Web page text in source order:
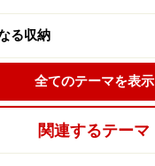
る収納
全てのテーマを表示
関連するテーマ